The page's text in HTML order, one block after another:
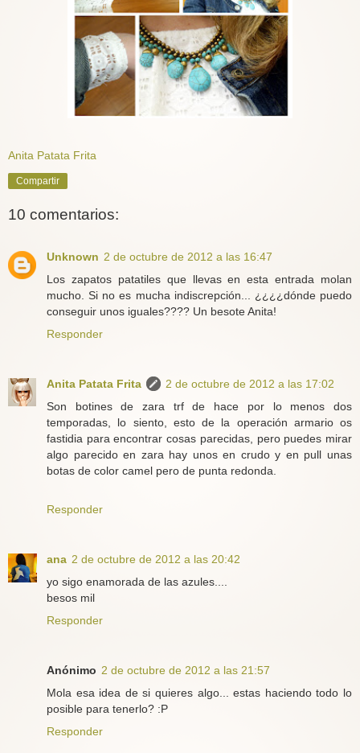
Anita Patata Frita
Compartir
10 comentarios:
Unknown 2 de octubre de 2012 a las 16:47
Los zapatos patatiles que llevas en esta entrada molan
mucho. Si no es mucha indiscrepción... ¿¿¿¿dónde puedo
conseguir unos iguales???? Un besote Anita!
Responder
Anita Patata Frita
2 de octubre de 2012 a las 17:02
Son botines de zara trf de hace por lo menos dos
temporadas, lo siento, esto de la operación armario os
fastidia para encontrar cosas parecidas, pero puedes mirar
algo parecido en zara hay unos en crudo y en pull unas
botas de color camel pero de punta redonda.
Responder
ana 2 de octubre de 2012 a las 20:42
yo sigo enamorada de las azules....
besos mil
Responder
Anónimo 2 de octubre de 2012 a las 21:57
Mola esa idea de si quieres algo... estas haciendo todo lo
posible para tenerlo? :P
Responder